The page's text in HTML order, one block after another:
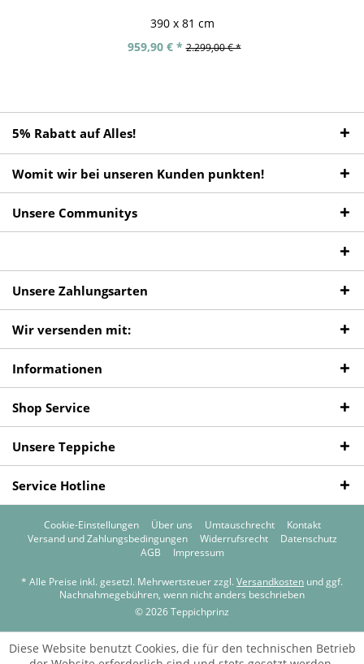
390 x 81 cm
959,90 € * 2.299,00 € *
5% Rabatt auf Alles!
Womit wir bei unseren Kunden punkten!
Unsere Communitys
Unsere Zahlungsarten
Wir versenden mit:
Informationen
Shop Service
Unsere Teppiche
Service Hotline
Cookie-Einstellungen Über uns Umtauschrecht
Kontakt
Versand und Zahlungsbedingungen
Widerrufsrecht
Datenschutz
AGB
Impressum
* Alle Preise inkl. gesetzl. Mehrwertsteuer zzgl. Versandkosten und ggf.
Nachnahmegebühren, wenn nicht anders beschrieben
© 2026 Teppichprinz
Diese Website benutzt Cookies, die für den technischen Betrieb